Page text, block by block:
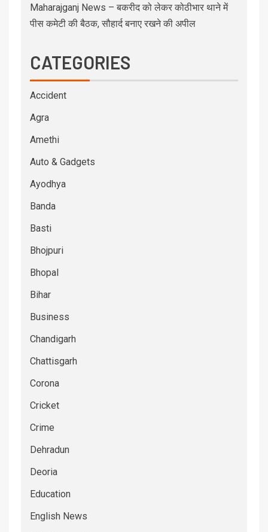
Maharajganj News – बकरीद को लेकर कोठीभार थाने में
पीस कमेटी की बैठक, सौहार्द बनाए रखने की अपील
CATEGORIES
Accident
Agra
Amethi
Auto & Gadgets
Ayodhya
Banda
Basti
Bhojpuri
Bhopal
Bihar
Business
Chandigarh
Chattisgarh
Corona
Cricket
Crime
Dehradun
Deoria
Education
English News